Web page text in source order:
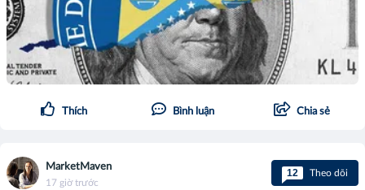
Thích Bình luận Chia sẻ
MarketMaven
17 giờ trước
12 Theo dõi